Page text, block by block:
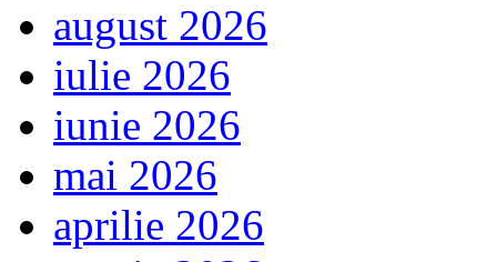
august 2026
iulie 2026
iunie 2026
mai 2026
aprilie 2026